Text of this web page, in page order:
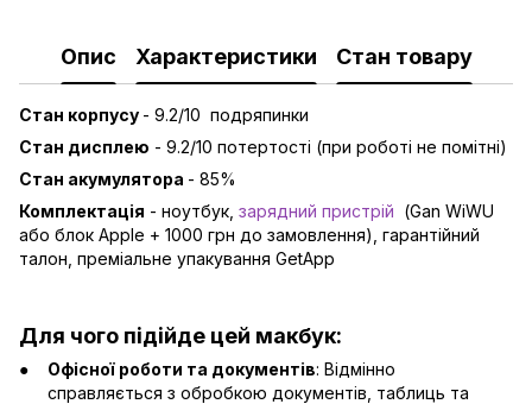
Опис Характеристики Стан товару
Стан корпусу - 9.2/10 подряпинки
Стан дисплею - 9.2/10 потертості (при роботі не помітні)
Стан акумулятора - 85%
Комплектація - ноутбук, зарядний пристрій (Gan WiWU
або блок Apple + 1000 грн до замовлення), гарантійний
талон, преміальне упакування GetApp
Для чого підійде цей макбук:
Офісної роботи та документів: Відмінно
справляється з обробкою документів, таблиць та